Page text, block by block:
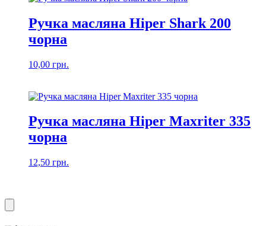
Ручка масляна Hiper Shark 200
чорна
10,00 грн.
Ручка масляна Hiper Maxriter 335
чорна
12,50 грн.